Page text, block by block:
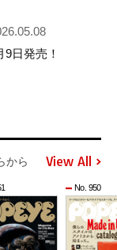
日発売！
から View All
No. 950